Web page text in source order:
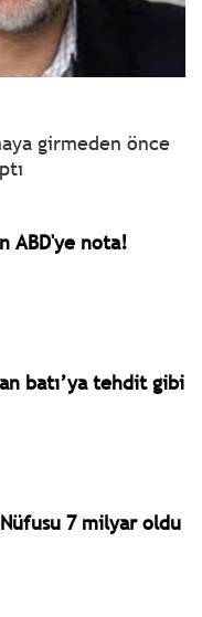
girmeden önce
ABD'ye nota!
batı’ya tehdit gibi
7 milyar oldu